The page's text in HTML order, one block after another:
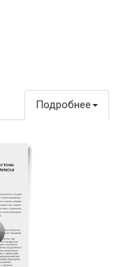
Подробнее